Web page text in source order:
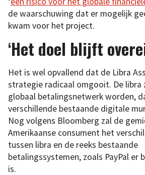
de waarschuwing dat er mogelijk
kwam voor het project.
‘Het doel blijft
Het is wel opvallend dat de Libra
strategie radicaal omgooit. De libra
globaal betalingsnetwerk worden,
verschillende bestaande digitale
Nog volgens Bloomberg zal de
Amerikaanse consument het
tussen libra en de reeks bestaande
betalingssystemen, zoals PayPal er
is.